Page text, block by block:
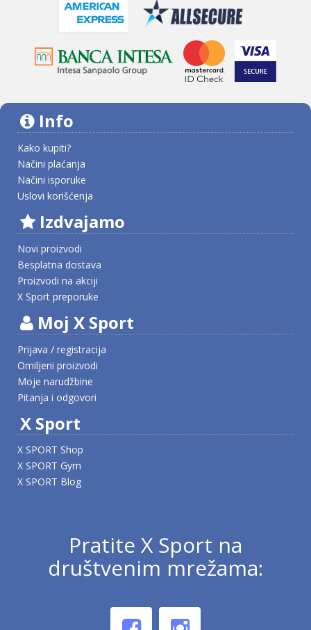
Info
Kako kupiti?
Načini plaćanja
Načini isporuke
Uslovi korišćenja
Izdvajamo
Novi proizvodi
Besplatna dostava
Proizvodi na akciji
X Sport preporuke
Moj X Sport
Prijava / registracija
Omiljeni proizvodi
Moje narudžbine
Pitanja i odgovori
X Sport
X SPORT Shop
X SPORT Gym
X SPORT Blog
Pratite X Sport na
društvenim mrežama: